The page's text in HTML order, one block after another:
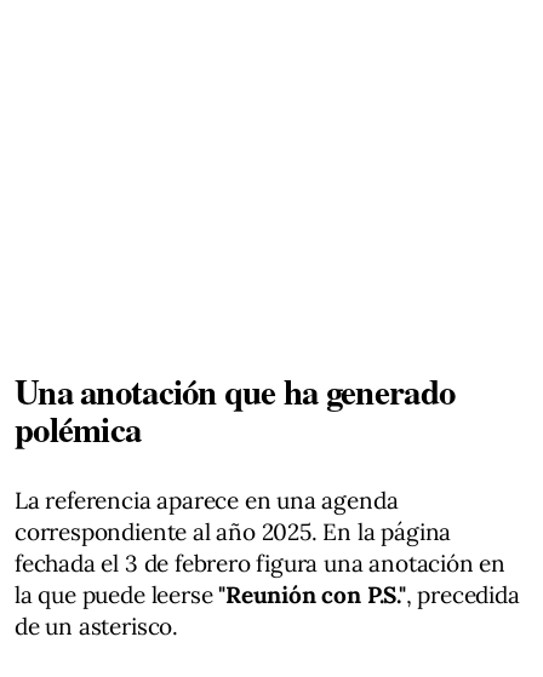
Una anotación que ha generado
polémica
La referencia aparece en una agenda
correspondiente al año 2025. En la página
fechada el 3 de febrero figura una anotación en
la que puede leerse"Reunión con P.S.", precedida
de un asterisco.